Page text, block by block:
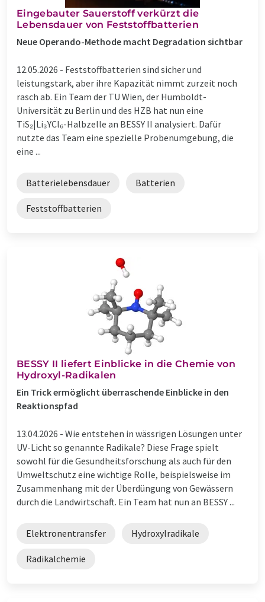
Eingebauter Sauerstoff verkürzt die
Lebensdauer von Feststoffbatterien
Neue Operando-Methode macht Degradation sichtbar
12.05.2026 - Feststoffbatterien sind sicher und
leistungstark, aber ihre Kapazität nimmt zurzeit noch
rasch ab. Ein Team der TU Wien, der Humboldt-
Universität zu Berlin und des HZB hat nun eine
TiS₂|Li₃YCl₆-Halbzelle an BESSY II analysiert. Dafür
nutzte das Team eine spezielle Probenumgebung, die
eine ...
Batterielebensdauer Batterien
Feststoffbatterien
BESSY II liefert Einblicke in die Chemie von
Hydroxyl-Radikalen
Ein Trick ermöglicht überraschende Einblicke in den
Reaktionspfad
13.04.2026 - Wie entstehen in wässrigen Lösungen unter
UV-Licht so genannte Radikale? Diese Frage spielt
sowohl für die Gesundheitsforschung als auch für den
Umweltschutz eine wichtige Rolle, beispielsweise im
Zusammenhang mit der Überdüngung von Gewässern
durch die Landwirtschaft. Ein Team hat nun an BESSY ...
Elektronentransfer Hydroxylradikale
Radikalchemie